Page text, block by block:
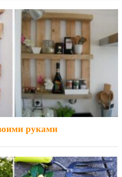
руками